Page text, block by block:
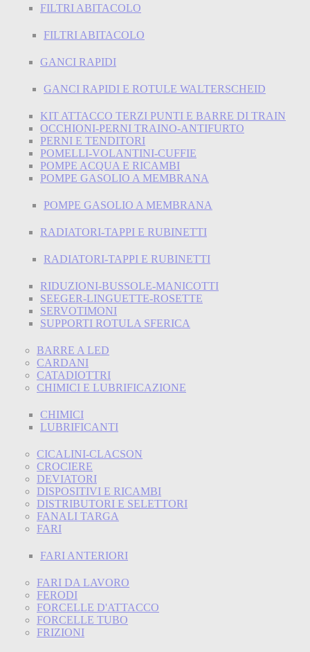
FILTRI ABITACOLO
FILTRI ABITACOLO
GANCI RAPIDI
GANCI RAPIDI E ROTULE WALTERSCHEID
KIT ATTACCO TERZI PUNTI E BARRE DI TRAIN
OCCHIONI-PERNI TRAINO-ANTIFURTO
PERNI E TENDITORI
POMELLI-VOLANTINI-CUFFIE
POMPE ACQUA E RICAMBI
POMPE GASOLIO A MEMBRANA
POMPE GASOLIO A MEMBRANA
RADIATORI-TAPPI E RUBINETTI
RADIATORI-TAPPI E RUBINETTI
RIDUZIONI-BUSSOLE-MANICOTTI
SEEGER-LINGUETTE-ROSETTE
SERVOTIMONI
SUPPORTI ROTULA SFERICA
BARRE A LED
CARDANI
CATADIOTTRI
CHIMICI E LUBRIFICAZIONE
CHIMICI
LUBRIFICANTI
CICALINI-CLACSON
CROCIERE
DEVIATORI
DISPOSITIVI E RICAMBI
DISTRIBUTORI E SELETTORI
FANALI TARGA
FARI
FARI ANTERIORI
FARI DA LAVORO
FERODI
FORCELLE D'ATTACCO
FORCELLE TUBO
FRIZIONI